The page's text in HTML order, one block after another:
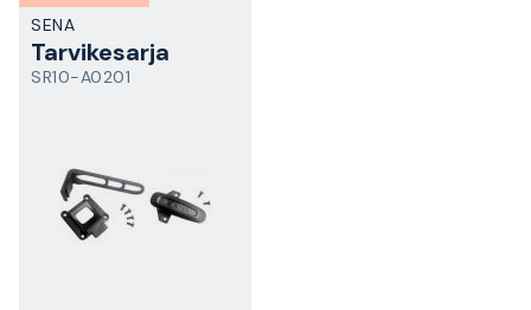
SENA
Tarvikesarja
SR10-A0201